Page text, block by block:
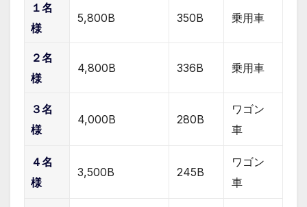
１名
様
5,800B 350B 乗用車
２名
様
4,800B 336B 乗用車
３名
様
4,000B 280B
ワゴン
車
４名
様
3,500B 245B
ワゴン
車